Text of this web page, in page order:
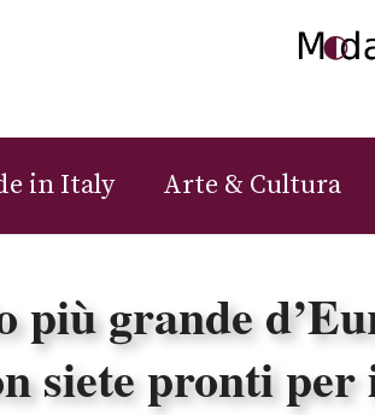
in Italy Arte & Cultura
più grande
siete pronti per